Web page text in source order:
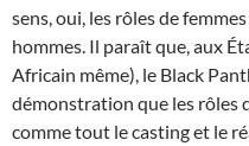
sens, oui, les rôles de
hommes. Il paraît que, aux
Africain même), le Black
démonstration que les rôles
comme tout le casting et le